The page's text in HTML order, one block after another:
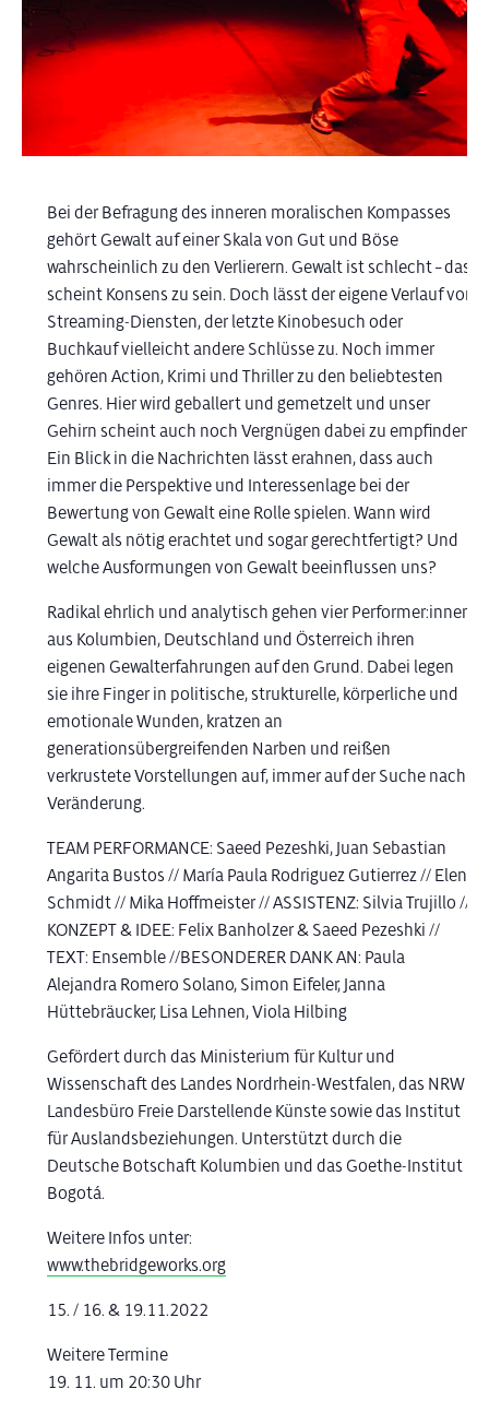
Bei der Befragung des inneren moralischen Kompasses
gehört Gewalt auf einer Skala von Gut und Böse
wahrscheinlich zu den Verlierern. Gewalt ist schlecht – das
scheint Konsens zu sein. Doch lässt der eigene Verlauf von
Streaming-Diensten, der letzte Kinobesuch oder
Buchkauf vielleicht andere Schlüsse zu. Noch immer
gehören Action, Krimi und Thriller zu den beliebtesten
Genres. Hier wird geballert und gemetzelt und unser
Gehirn scheint auch noch Vergnügen dabei zu empfinden.
Ein Blick in die Nachrichten lässt erahnen, dass auch
immer die Perspektive und Interessenlage bei der
Bewertung von Gewalt eine Rolle spielen. Wann wird
Gewalt als nötig erachtet und sogar gerechtfertigt? Und
welche Ausformungen von Gewalt beeinflussen uns?
Radikal ehrlich und analytisch gehen vier Performer:innen
aus Kolumbien, Deutschland und Österreich ihren
eigenen Gewalterfahrungen auf den Grund. Dabei legen
sie ihre Finger in politische, strukturelle, körperliche und
emotionale Wunden, kratzen an
generationsübergreifenden Narben und reißen
verkrustete Vorstellungen auf, immer auf der Suche nach
Veränderung.
TEAM PERFORMANCE: Saeed Pezeshki, Juan Sebastian
Angarita Bustos // María Paula Rodriguez Gutierrez // Elena
Schmidt // Mika Hoffmeister // ASSISTENZ: Silvia Trujillo //
KONZEPT & IDEE: Felix Banholzer & Saeed Pezeshki //
TEXT: Ensemble //BESONDERER DANK AN: Paula
Alejandra Romero Solano, Simon Eifeler, Janna
Hüttebräucker, Lisa Lehnen, Viola Hilbing
Gefördert durch das Ministerium für Kultur und
Wissenschaft des Landes Nordrhein-Westfalen, das NRW
Landesbüro Freie Darstellende Künste sowie das Institut
für Auslandsbeziehungen. Unterstützt durch die
Deutsche Botschaft Kolumbien und das Goethe-Institut
Bogotá.
Weitere Infos unter:
www.thebridgeworks.org
15. / 16. & 19.11.2022
Weitere Termine
19. 11. um 20:30 Uhr